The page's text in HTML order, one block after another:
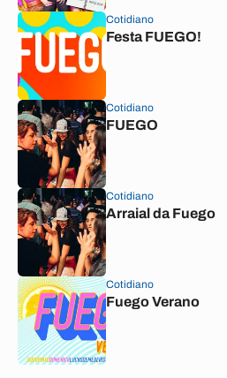
Cotidiano
Festa FUEGO!
Cotidiano
FUEGO
Cotidiano
Arraial da Fuego
Cotidiano
Fuego Verano